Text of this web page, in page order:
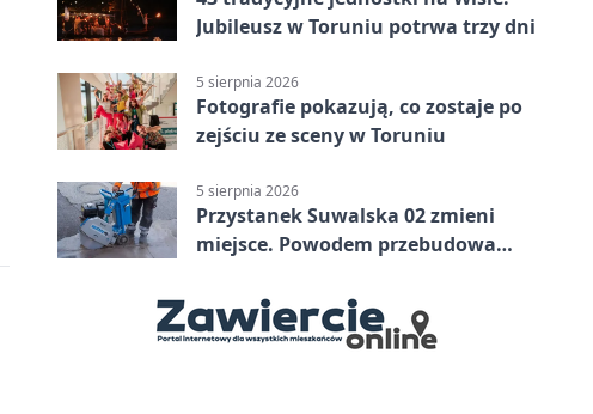
Jubileusz w Toruniu potrwa trzy dni
5 sierpnia 2026
Fotografie pokazują, co zostaje po
zejściu ze sceny w Toruniu
5 sierpnia 2026
Przystanek Suwalska 02 zmieni
miejsce. Powodem przebudowa